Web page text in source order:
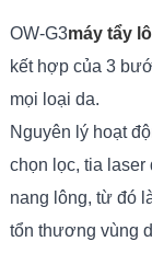
OW-G3máy tẩy
kết hợp của 3
mọi loại da.
Nguyên lý hoạt
chọn lọc, tia
nang lông, từ đó
tổn thương vùng